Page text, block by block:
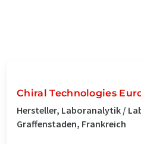
Chiral Technologies
Hersteller, Laboranalytik /
Graffenstaden, Frankreich